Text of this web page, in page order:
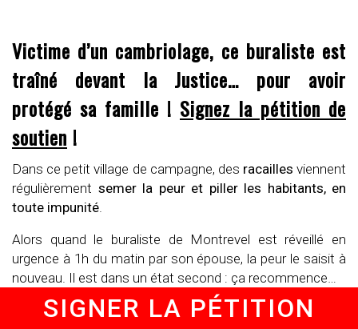
Victime d’un cambriolage, ce buraliste est
traîné devant la Justice… pour avoir
protégé sa famille ! Signez la pétition de
soutien !
Dans ce petit village de campagne, des racailles viennent
régulièrement semer la peur et piller les habitants, en
toute impunité
Alors quand le buraliste de Montrevel est réveillé en
urgence à 1h du matin par son épouse, la peur le saisit à
nouveau. Il est dans un état second : ça recommence…
Leur bar-tabac a déjà été cambriolé 6 fois ces
SIGNER LA PÉTITION